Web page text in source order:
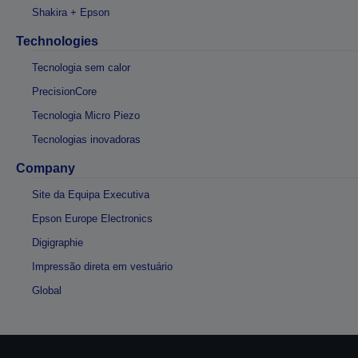
Shakira + Epson
Technologies
Tecnologia sem calor
PrecisionCore
Tecnologia Micro Piezo
Tecnologias inovadoras
Company
Site da Equipa Executiva
Epson Europe Electronics
Digigraphie
Impressão direta em vestuário
Global